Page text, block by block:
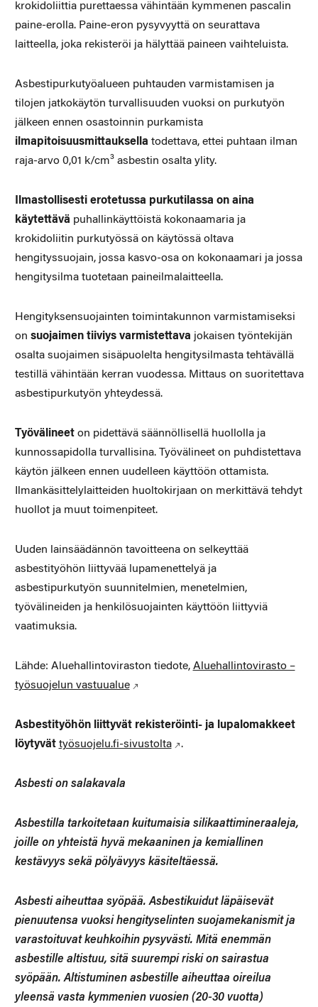
krokidoliittia purettaessa vähintään kymmenen pascalin
paine-erolla. Paine-eron pysy­vyyttä on seurattava
laitteella, joka rekisteröi ja hälyttää paineen vaihteluista.
Asbestipurkutyöalueen puhtauden varmistamisen ja
tilojen jatkokäytön turvallisuuden vuoksi on purkutyön
jälkeen ennen osastoinnin purkamista
ilmapitoisuusmittauksella todettava, ettei puhtaan ilman
raja-arvo 0,01 k/cm³ asbestin osalta ylity.
Ilmastollisesti erotetussa purkutilassa on aina
käytettävä puhallin­käyttöistä kokonaamaria ja
krokidoliitin purkutyössä on käytössä oltava
hengityssuojain, jossa kasvo-osa on kokonaamari ja jossa
hengitysilma tuotetaan paineilmalaitteella.
Hengityksensuojainten toimintakunnon varmistamiseksi
on suo­jaimen tiiviys varmistettava jokaisen työntekijän
osalta suojaimen sisäpuolelta hengitysilmasta tehtävällä
testillä vähintään kerran vuodessa. Mittaus on suoritettava
asbestipurkutyön yhteydessä.
Työvälineeton pidettävä säännöllisellä huollolla ja
kunnossapidol­la turvallisina. Työvälineet on puhdistettava
käytön jälkeen ennen uudelleen käyttöön ottamista.
Ilmankäsittelylaitteiden huoltokirjaan on merkittävä tehdyt
huollot ja muut toimenpiteet.
Uuden lainsäädännön tavoitteena on selkeyttää
asbestityöhön liittyvää lupamenettelyä ja
asbestipurkutyön suunnitelmien, menetelmien,
työvälineiden ja henkilösuojainten käyttöön liittyviä
vaatimuksia.
Lähde: Aluehallintoviraston tiedote, Aluehallintovirasto –
työsuojelun vastuualue
Asbestityöhön liittyvät rekisteröinti- ja lupalomakkeet
löytyvät työsuojelu.fi-sivustolta .
Asbesti on salakavala
Asbestilla tarkoitetaan kuitumaisia silikaattimineraaleja,
joille on yhteistä hyvä mekaaninen ja kemiallinen
kestävyys sekä pölyävyys käsiteltäessä.
Asbesti aiheuttaa syöpää. Asbestikuidut läpäisevät
pienuutensa vuoksi hengityselinten suojamekanismit ja
varastoituvat keuhkoihin pysyvästi. Mitä enemmän
asbestille altistuu, sitä suurempi riski on sairastua
syöpään. Altistuminen asbestille aiheuttaa oireilua
yleensä vasta kymmenien vuosien (20-30 vuotta)